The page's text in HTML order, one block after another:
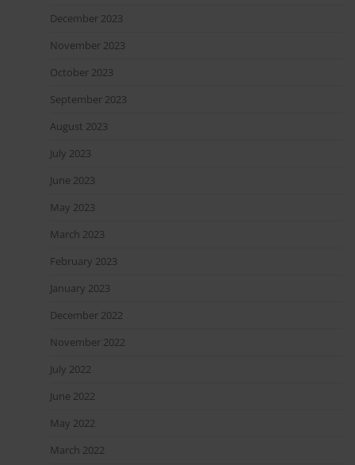
December 2023
November 2023
October 2023
September 2023
August 2023
July 2023
June 2023
May 2023
March 2023
February 2023
January 2023
December 2022
November 2022
July 2022
June 2022
May 2022
March 2022